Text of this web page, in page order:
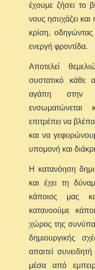
έχουμε ζήσει το
νους ησυχάζει και
κρίση,
ενεργή φροντίδα.
Αποτελεί
συστατικό κάθε
αγάπη στην
ενσωματώνεται
επιτρέπει να
και να
υπομονή και
Η κατανόηση
και έχει τη
κάποιος μας
κατανοούμε
χώρος της
δημιουργικής
απαιτεί
μέσα από